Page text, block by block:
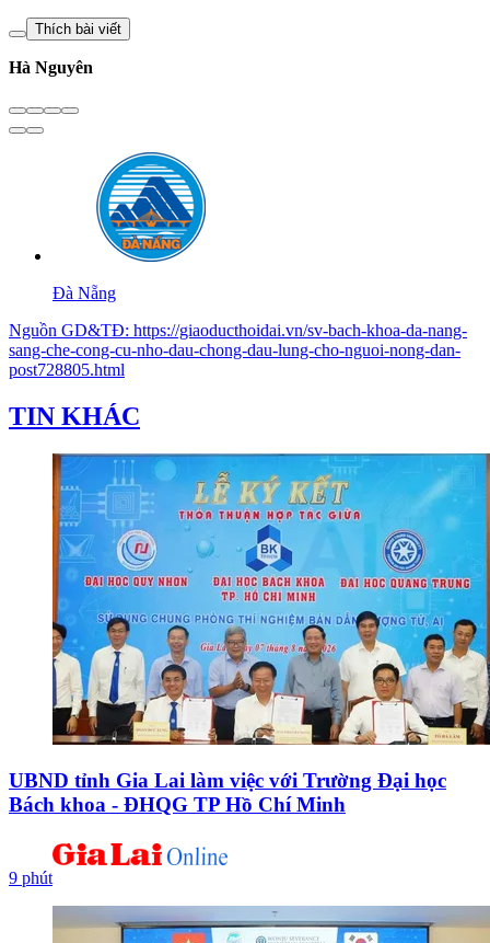
Thích bài viết
Hà Nguyên
Đà Nẵng
Nguồn GD&TĐ: https://giaoducthoidai.vn/sv-bach-khoa-da-nang-
sang-che-cong-cu-nho-dau-chong-dau-lung-cho-nguoi-nong-dan-
post728805.html
TIN KHÁC
UBND tỉnh Gia Lai làm việc với Trường Đại học
Bách khoa - ĐHQG TP Hồ Chí Minh
9 phút